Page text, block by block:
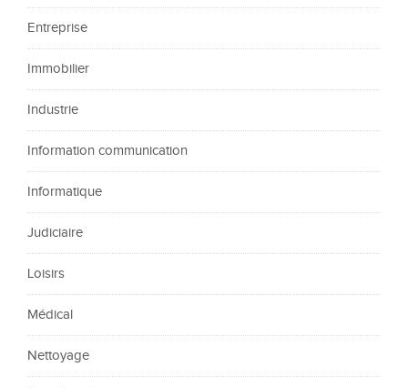
Entreprise
Immobilier
Industrie
Information communication
Informatique
Judiciaire
Loisirs
Médical
Nettoyage